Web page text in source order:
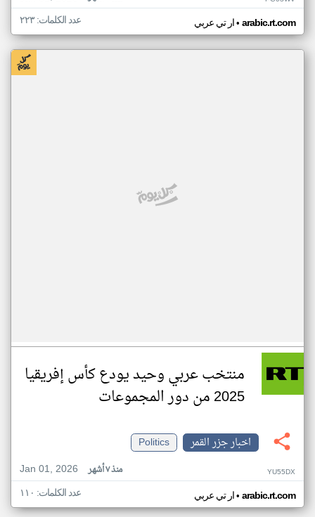
ار تي عربي• arabic.rt.com عدد الكلمات: ٢٢٣
منتخب عربي وحيد يودع كأس إفريقيا
2025 من دور المجموعات
اخبار جزر القمر
Politics
Jan 01, 2026
منذ ٧ أشهر YU55DX
ار تي عربي• arabic.rt.com عدد الكلمات: ١١٠